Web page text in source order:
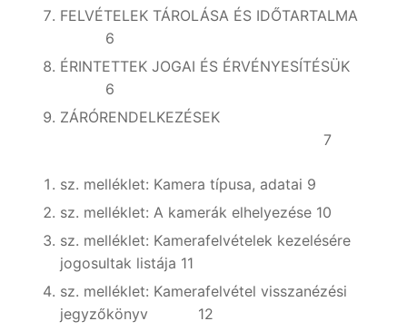
FELVÉTELEK TÁROLÁSA ÉS IDŐTARTALMA
6
ÉRINTETTEK JOGAI ÉS ÉRVÉNYESÍTÉSÜK
6
ZÁRÓRENDELKEZÉSEK
7
sz. melléklet: Kamera típusa, adatai 9
sz. melléklet: A kamerák elhelyezése 10
sz. melléklet: Kamerafelvételek kezelésére
jogosultak listája 11
sz. melléklet: Kamerafelvétel visszanézési
jegyzőkönyv 12